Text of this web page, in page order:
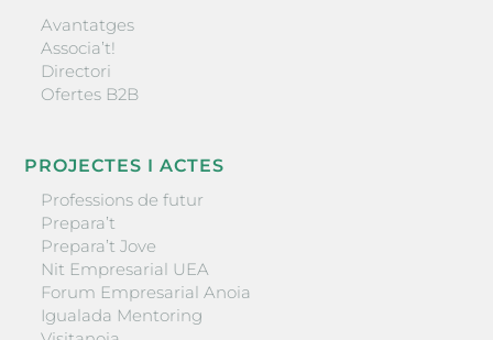
Avantatges
Associa’t!
Directori
Ofertes B2B
PROJECTES I ACTES
Professions de futur
Prepara’t
Prepara’t Jove
Nit Empresarial UEA
Forum Empresarial Anoia
Igualada Mentoring